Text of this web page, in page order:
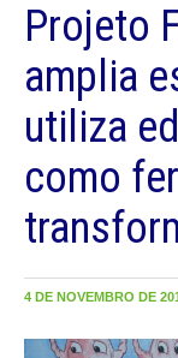
Projeto
amplia
utiliza
como
4 DE NOVEMBRO DE